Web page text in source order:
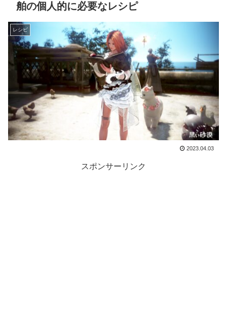
舶の個人的に必要なレシピ
レシピ
2023.04.03
スポンサーリンク